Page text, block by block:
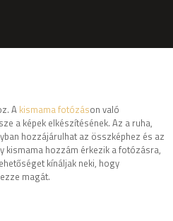
A kismama fotózáson való
a képek elkészítésének. Az a ruha,
hozzájárulhat az összképhez és az
kismama hozzám érkezik a fotózásra,
kínáljak neki, hogy
magát.